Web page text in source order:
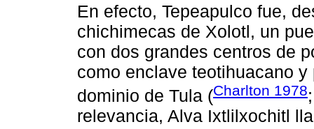
En efecto, Tepeapulco fue,
chichimecas de Xolotl, un
con dos grandes centros de
como enclave teotihuacano
dominio de Tula (Charlton 1978
relevancia, Alva Ixtlilxochitl